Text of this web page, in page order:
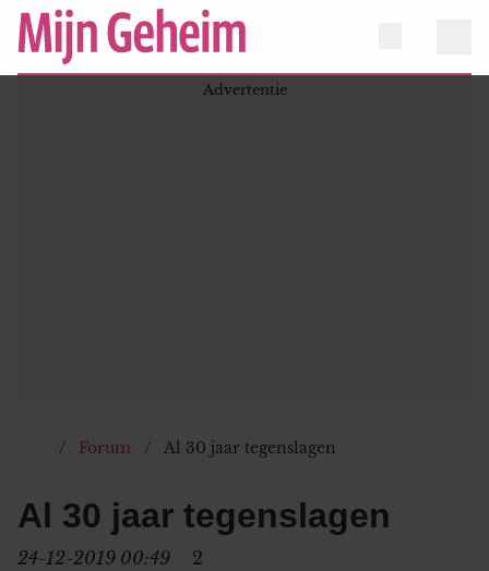
Forum Al 30 jaar tegenslagen
Al 30 jaar tegenslagen
24-12-2019 00:49 2